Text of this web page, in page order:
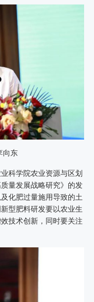
向东
科学院农业资源与区划
量发展战略研究》的发
化肥过量施用导致的土
型肥料研发要以农业生
技术创新，同时要关注